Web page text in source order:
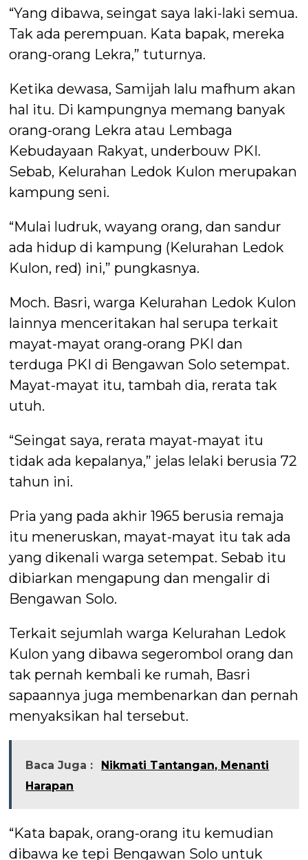
“Yang dibawa, seingat saya laki-laki semua.
Tak ada perempuan. Kata bapak, mereka
orang-orang Lekra,” tuturnya.
Ketika dewasa, Samijah lalu mafhum akan
hal itu. Di kampungnya memang banyak
orang-orang Lekra atau Lembaga
Kebudayaan Rakyat, underbouw PKI.
Sebab, Kelurahan Ledok Kulon merupakan
kampung seni.
“Mulai ludruk, wayang orang, dan sandur
ada hidup di kampung (Kelurahan Ledok
Kulon, red) ini,” pungkasnya.
Moch. Basri, warga Kelurahan Ledok Kulon
lainnya menceritakan hal serupa terkait
mayat-mayat orang-orang PKI dan
terduga PKI di Bengawan Solo setempat.
Mayat-mayat itu, tambah dia, rerata tak
utuh.
“Seingat saya, rerata mayat-mayat itu
tidak ada kepalanya,” jelas lelaki berusia 72
tahun ini.
Pria yang pada akhir 1965 berusia remaja
itu meneruskan, mayat-mayat itu tak ada
yang dikenali warga setempat. Sebab itu
dibiarkan mengapung dan mengalir di
Bengawan Solo.
Terkait sejumlah warga Kelurahan Ledok
Kulon yang dibawa segerombol orang dan
tak pernah kembali ke rumah, Basri
sapaannya juga membenarkan dan pernah
menyaksikan hal tersebut.
Baca Juga :
Nikmati Tantangan, Menanti
Harapan
“Kata bapak, orang-orang itu kemudian
dibawa ke tepi Bengawan Solo untuk